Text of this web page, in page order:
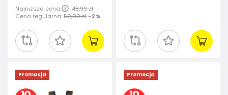
Najniższa cena:
48,99 zł
Cena regularna:50,00 zł -2%
Promocja Promocja